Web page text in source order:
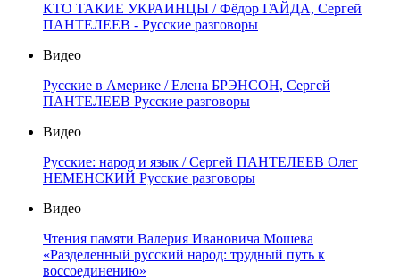
КТО ТАКИЕ УКРАИНЦЫ / Фёдор ГАЙДА, Сергей
ПАНТЕЛЕЕВ - Русские разговоры
Видео
Русские в Америке / Елена БРЭНСОН, Сергей
ПАНТЕЛЕЕВ Русские разговоры
Видео
Русские: народ и язык / Сергей ПАНТЕЛЕЕВ Олег
НЕМЕНСКИЙ Русские разговоры
Видео
Чтения памяти Валерия Ивановича Мошева
«Разделенный русский народ: трудный путь к
воссоединению»